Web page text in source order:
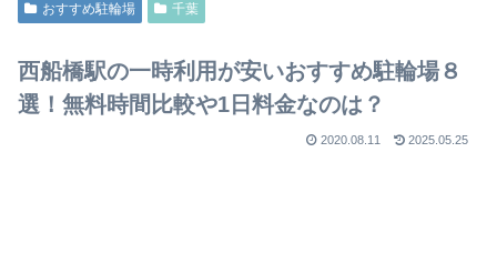
おすすめ駐輪場 千葉
西船橋駅の一時利用が安いおすすめ駐輪場８
選！無料時間比較や1日料金なのは？
2020.08.11 2025.05.25